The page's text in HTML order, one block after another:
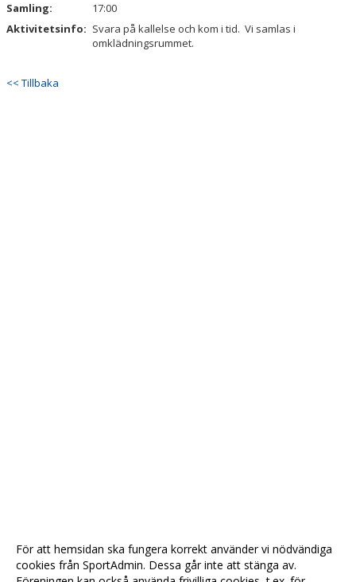
MATCHER
Samling:
17:00
Aktivitetsinfo: Svara på kallelse och kom i tid. Vi samlas i
omklädningsrummet.
<< Tillbaka
För att hemsidan ska fungera korrekt använder vi nödvändiga
cookies från SportAdmin. Dessa går inte att stänga av.